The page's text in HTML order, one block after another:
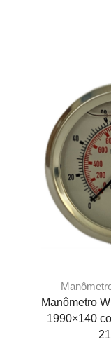
Manômetro
1990×140